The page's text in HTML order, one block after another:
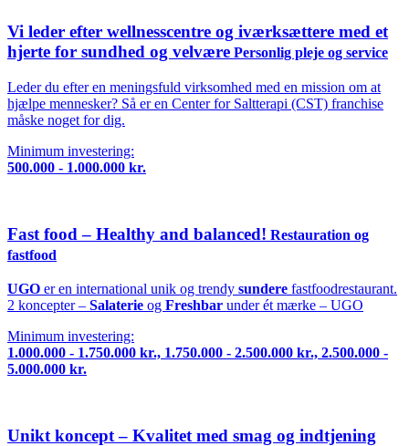
Vi leder efter wellnesscentre og iværksættere med et
hjerte for sundhed og velvære Personlig pleje og service
Leder du efter en meningsfuld virksomhed med en mission om at
hjælpe mennesker? Så er en Center for Saltterapi (CST) franchise
måske noget for dig.
Minimum investering:
500.000 - 1.000.000 kr.
Fast food – Healthy and balanced! Restauration og
fastfood
UGO er en international unik og trendy sundere fastfoodrestaurant.
2 koncepter – Salaterie og Freshbar under ét mærke – UGO
Minimum investering:
1.000.000 - 1.750.000 kr., 1.750.000 - 2.500.000 kr., 2.500.000 -
5.000.000 kr.
Unikt koncept – Kvalitet med smag og indtjening